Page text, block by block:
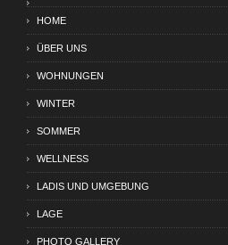
HOME
ÜBER UNS
WOHNUNGEN
WINTER
SOMMER
WELLNESS
LADIS UND UMGEBUNG
LAGE
PHOTO GALLERY